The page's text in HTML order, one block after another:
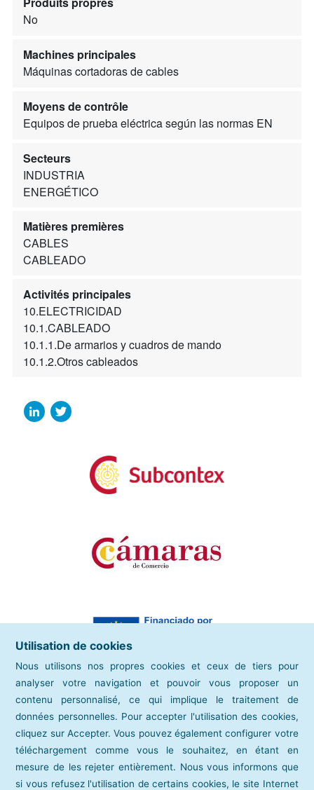
No
Machines principales
Máquinas cortadoras de cables
Moyens de contrôle
Equipos de prueba eléctrica según las normas EN
Secteurs
INDUSTRIA
ENERGÉTICO
Matières premières
CABLES
CABLEADO
Activités principales
10.ELECTRICIDAD
10.1.CABLEADO
10.1.1.De armarios y cuadros de mando
10.1.2.Otros cableados
LinkedIn
Utilisation de cookies
Nous utilisons nos propres cookies et ceux de tiers pour
analyser votre navigation et pouvoir vous proposer un
contenu personnalisé, ce qui implique le traitement de
données personnelles. Pour accepter l'utilisation des cookies,
cliquez sur Accepter. Vous pouvez également configurer votre
téléchargement comme vous le souhaitez, en étant en
mesure de les rejeter entièrement. Nous vous informons que
si vous refusez l'utilisation de certains cookies, le site Internet